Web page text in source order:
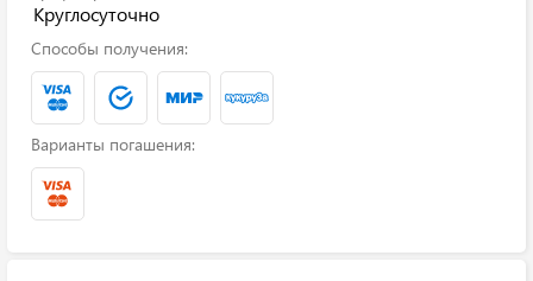
Круглосуточно
Способы получения:
Варианты погашения: